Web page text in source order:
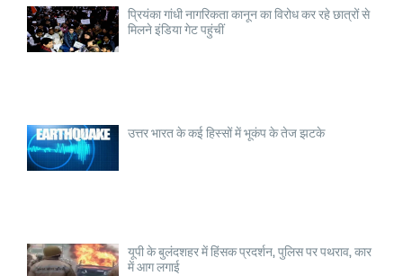
प्रियंका गांधी नागरिकता कानून का विरोध कर रहे छात्रों से
मिलने इंडिया गेट पहुंचीं
उत्तर भारत के कई हिस्सों में भूकंप के तेज झटके
यूपी के बुलंदशहर में हिंसक प्रदर्शन, पुलिस पर पथराव, कार
में आग लगाई